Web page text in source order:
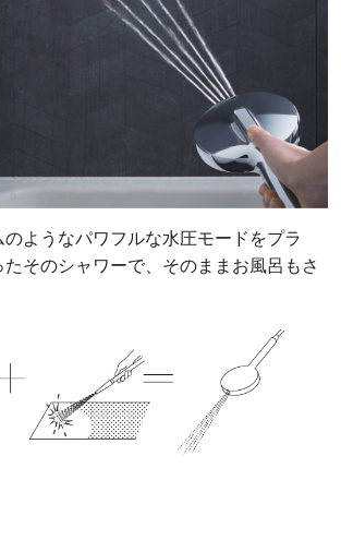
のようなパワフルな水圧モードをプラ
そのシャワーで、そのままお風呂もさ